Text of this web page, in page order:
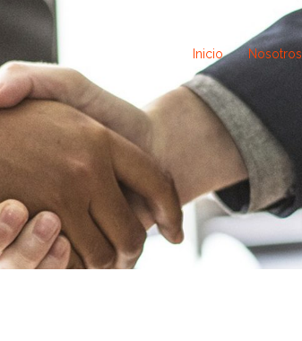
Inicio Nosotros